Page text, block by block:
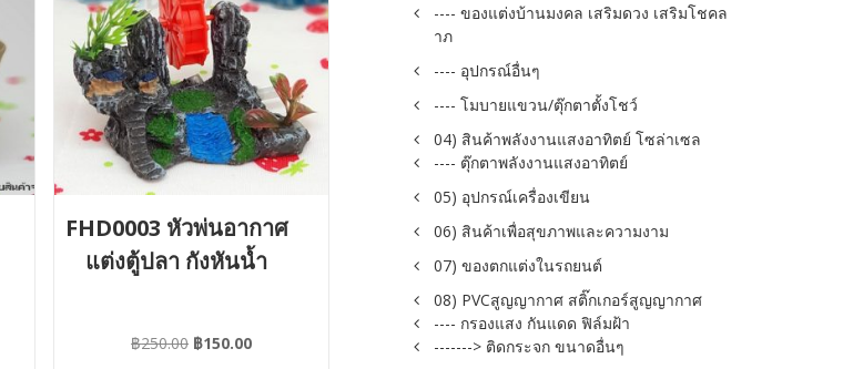
FHD0003 หัวพ่นอากาศ
แต่งตู้ปลา กังหันน้ำ
฿250.00 Original
฿150.00Current
---- ของแต่งบ้านมงคล เสริมดวง เสริมโชคล
าภ
---- อุปกรณ์อื่นๆ
---- โมบายแขวน/ตุ๊กตาตั้งโชว์
04) สินค้าพลังงานแสงอาทิตย์ โซล่าเซล
---- ตุ๊กตาพลังงานแสงอาทิตย์
05) อุปกรณ์เครื่องเขียน
06) สินค้าเพื่อสุขภาพและความงาม
07) ของตกแต่งในรถยนต์
08) PVCสูญญากาศ สติ๊กเกอร์สูญญากาศ
---- กรองแสง กันแดด ฟิล์มฝ้า
-------> ติดกระจก ขนาดอื่นๆ